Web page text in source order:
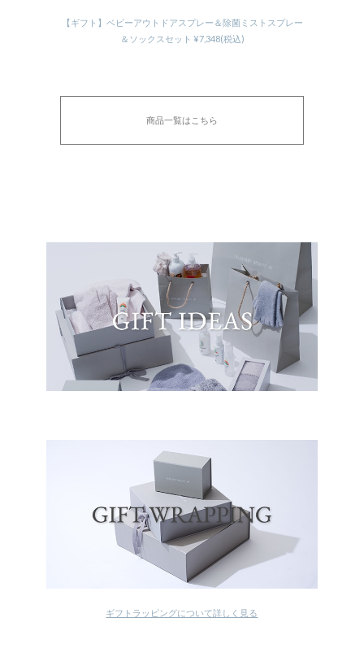
【ギフト】ベビーアウトドアスプレー＆除菌ミストスプレー
＆ソックスセット ¥7,348(税込)
商品一覧はこちら
ギフトラッピングについて詳しく見る